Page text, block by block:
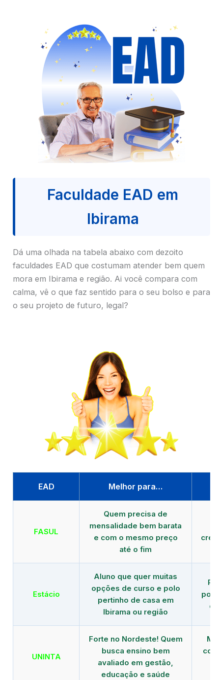
Faculdade EAD em
Ibirama
Dá uma olhada na tabela abaixo com dezoito
faculdades EAD que costumam atender bem quem
mora em Ibirama e região. Ai você compara com
calma, vê o que faz sentido para o seu bolso e para
o seu projeto de futuro, legal?
EAD Melhor para…
FASUL
Quem precisa de
mensalidade bem barata
e com o mesmo preço
até o fim
Estácio
Aluno que quer muitas
opções de curso e polo
pertinho de casa em
Ibirama ou região
UNINTA
Forte no Nordeste! Quem
busca ensino bem
avaliado em gestão,
educação e saúde